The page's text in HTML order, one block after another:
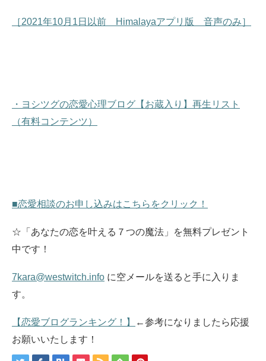
［2021年10月1日以前 Himalayaアプリ版 音声のみ］
・ヨシツグの恋愛心理ブログ【お蔵入り】再生リスト
（有料コンテンツ）
■恋愛相談のお申し込みはこちらをクリック！
☆「あなたの恋を叶える７つの魔法」を無料プレゼント
中です！
7kara@westwitch.info に空メールを送ると手に入りま
す。
【恋愛ブログランキング！】
←参考になりましたら応援
お願いいたします！